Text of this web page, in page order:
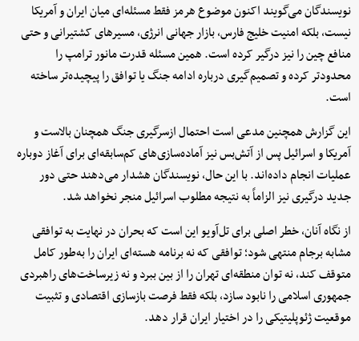
نویسندگان می‌گویند اکنون موضوع هرمز فقط مسئله‌ای میان ایران و آمریکا
نیست، بلکه امنیت خلیج فارس، بازار جهانی انرژی، مسیرهای کشتیرانی و حتی
منافع چین را نیز درگیر کرده است. همین مسئله قدرت مانور ترامپ را
محدودتر کرده و تصمیم‌گیری درباره ادامه جنگ یا توافق را پیچیده‌تر ساخته
است.
این گزارش همچنین مدعی است احتمال ازسرگیری جنگ همچنان بالاست و
آمریکا و اسرائیل پس از آتش‌بس نیز آماده‌سازی‌های کم‌سابقه‌ای برای آغاز دوباره
عملیات انجام داده‌اند. با این حال، نویسندگان هشدار می‌دهند حتی دور
جدید درگیری نیز الزاماً به نتیجه مطلوب اسرائیل منجر نخواهد شد.
از نگاه آنان، خطر اصلی برای تل‌آویو این است که بحران در نهایت به توافقی
مشابه برجام منتهی شود؛ توافقی که نه برنامه هسته‌ای ایران را به‌طور کامل
متوقف کند، نه توان منطقه‌ای تهران را از بین ببرد و نه زیرساخت‌های راهبردی
جمهوری اسلامی را نابود سازد، بلکه فقط فرصت بازسازی اقتصادی و تثبیت
موقعیت ژئوپلیتیکی را در اختیار ایران قرار دهد.